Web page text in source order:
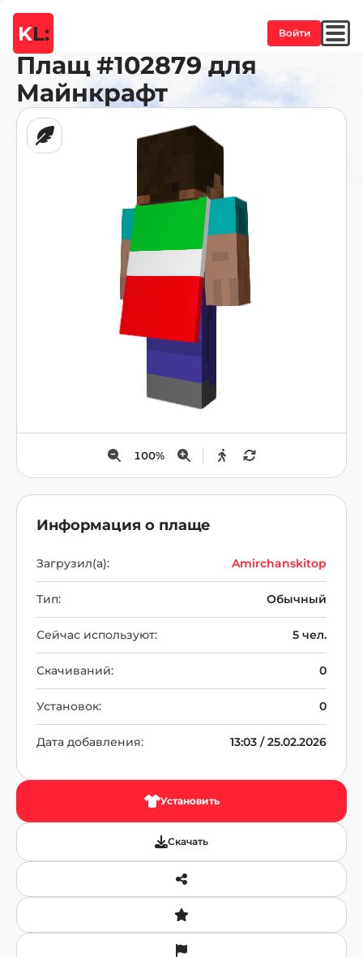
KL: Войти
Плащ #102879 для
Майнкрафт
100%
Информация о плаще
Загрузил(а): Amirchanskitop
Тип: Обычный
Сейчас используют: 5 чел.
Скачиваний: 0
Установок: 0
Дата добавления: 13:03 / 25.02.2026
Установить
Скачать